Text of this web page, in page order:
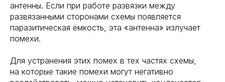
антенны. Если при работе развязки между
развязанными сторонами схемы появляется
паразитическая ёмкость, эта «антенна» излучает
помехи.
Для устранения этих помех в тех частях схемы,
на которые такие помехи могут негативно